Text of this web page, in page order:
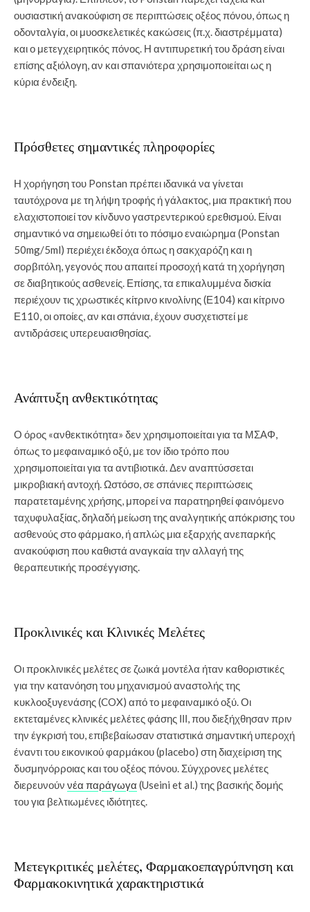
ουσιαστική ανακούφιση σε περιπτώσεις οξέος πόνου, όπως η
οδονταλγία, οι μυοσκελετικές κακώσεις (π.χ. διαστρέμματα)
και ο μετεγχειρητικός πόνος. Η αντιπυρετική του δράση είναι
επίσης αξιόλογη, αν και σπανιότερα χρησιμοποιείται ως η
κύρια ένδειξη.
Πρόσθετες σημαντικές πληροφορίες
Η χορήγηση του Ponstan πρέπει ιδανικά να γίνεται
ταυτόχρονα με τη λήψη τροφής ή γάλακτος, μια πρακτική που
ελαχιστοποιεί τον κίνδυνο γαστρεντερικού ερεθισμού. Είναι
σημαντικό να σημειωθεί ότι το πόσιμο εναιώρημα (Ponstan
50mg/5ml) περιέχει έκδοχα όπως η σακχαρόζη και η
σορβιτόλη, γεγονός που απαιτεί προσοχή κατά τη χορήγηση
σε διαβητικούς ασθενείς. Επίσης, τα επικαλυμμένα δισκία
περιέχουν τις χρωστικές κίτρινο κινολίνης (Ε104) και κίτρινο
Ε110, οι οποίες, αν και σπάνια, έχουν συσχετιστεί με
αντιδράσεις υπερευαισθησίας.
Ανάπτυξη ανθεκτικότητας
Ο όρος «ανθεκτικότητα» δεν χρησιμοποιείται για τα ΜΣΑΦ,
όπως το μεφαιναμικό οξύ, με τον ίδιο τρόπο που
χρησιμοποιείται για τα αντιβιοτικά. Δεν αναπτύσσεται
μικροβιακή αντοχή. Ωστόσο, σε σπάνιες περιπτώσεις
παρατεταμένης χρήσης, μπορεί να παρατηρηθεί φαινόμενο
ταχυφυλαξίας, δηλαδή μείωση της αναλγητικής απόκρισης του
ασθενούς στο φάρμακο, ή απλώς μια εξαρχής ανεπαρκής
ανακούφιση που καθιστά αναγκαία την αλλαγή της
θεραπευτικής προσέγγισης.
Προκλινικές και Κλινικές Μελέτες
Οι προκλινικές μελέτες σε ζωικά μοντέλα ήταν καθοριστικές
για την κατανόηση του μηχανισμού αναστολής της
κυκλοοξυγενάσης (COX) από το μεφαιναμικό οξύ. Οι
εκτεταμένες κλινικές μελέτες φάσης ΙΙΙ, που διεξήχθησαν πριν
την έγκρισή του, επιβεβαίωσαν στατιστικά σημαντική υπεροχή
έναντι του εικονικού φαρμάκου (placebo) στη διαχείριση της
δυσμηνόρροιας και του οξέος πόνου. Σύγχρονες μελέτες
διερευνούν νέα παράγωγα (Useini et al.) της βασικής δομής
του για βελτιωμένες ιδιότητες.
Μετεγκριτικές μελέτες, Φαρμακοεπαγρύπνηση και
Φαρμακοκινητικά χαρακτηριστικά